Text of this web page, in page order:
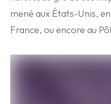
mené aux États-Unis,
France, ou encore au